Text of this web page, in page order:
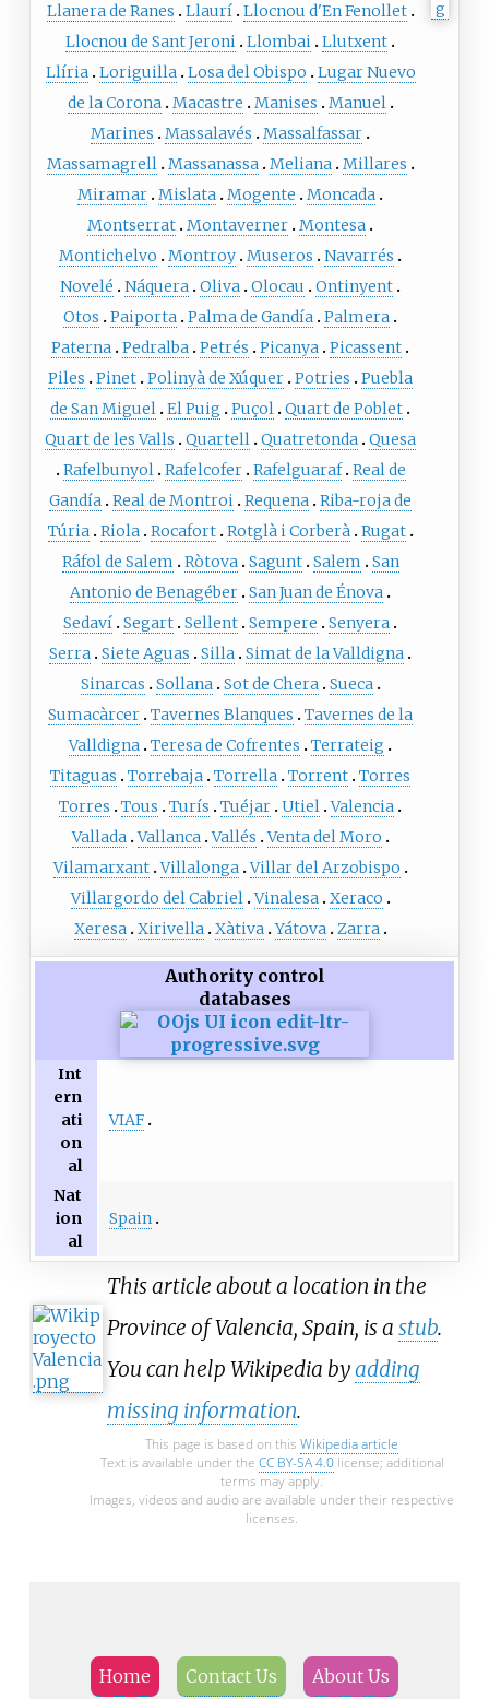
Llanera de Ranes
Llaurí Llocnou d'En Fenollet
Llocnou de Sant Jeroni Llombai Llutxent
Llíria Loriguilla Losa del Obispo
Lugar Nuevo
de la Corona Macastre Manises
Manuel
Marines
Massalavés
Massalfassar
Massamagrell Massanassa Meliana Millares
Miramar Mislata Mogente
Moncada
Montserrat Montaverner Montesa
Montichelvo
Montroy Museros
Navarrés
Novelé
Náquera Oliva Olocau
Ontinyent
Otos
Paiporta Palma de Gandía Palmera
Paterna Pedralba Petrés Picanya Picassent
Piles
Pinet Polinyà de Xúquer Potries
Puebla
de San Miguel El Puig Puçol Quart de Poblet
Quart de les Valls
Quartell Quatretonda Quesa
Rafelbunyol Rafelcofer Rafelguaraf Real de
Gandía Real de Montroi Requena Riba-roja de
Túria Riola Rocafort Rotglà i Corberà Rugat
Ráfol de Salem
Ròtova Sagunt Salem
San
Antonio de Benagéber San Juan de Énova
Sedaví Segart Sellent Sempere
Senyera
Serra Siete Aguas Silla Simat de la Valldigna
Sinarcas
Sollana Sot de Chera Sueca
Sumacàrcer Tavernes Blanques
Tavernes de la
Valldigna Teresa de Cofrentes
Terrateig
Titaguas
Torrebaja Torrella Torrent Torres
Torres
Tous Turís Tuéjar Utiel Valencia
Vallada Vallanca Vallés Venta del Moro
Vilamarxant Villalonga Villar del Arzobispo
Villargordo del Cabriel Vinalesa Xeraco
Xeresa Xirivella Xàtiva Yátova Zarra
Authority control
databases
Int
ern
ati
on
al
VIAF
Nat
ion
al
Spain
This article about a location in the
Province of Valencia, Spain, is a stub.
You can help Wikipedia byadding
missing information.
This page is based on this Wikipedia article
Text is available under the CC BY-SA 4.0license; additional
terms may apply.
Images, videos and audio are available under their respective
licenses.
Home Contact Us About Us